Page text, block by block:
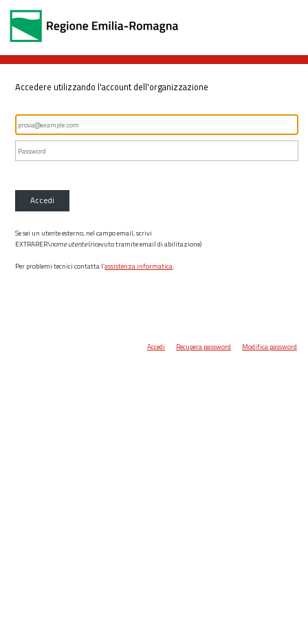
Accedere utilizzando l'account dell'organizzazione
Accedi
Se sei un utente esterno, nel campo email, scrivi
EXTRARER\nome utente(ricevuto tramite email di abilitazione)
Per problemi tecnici contatta l’assistenza informatica.
Accedi Recupera password Modifica password